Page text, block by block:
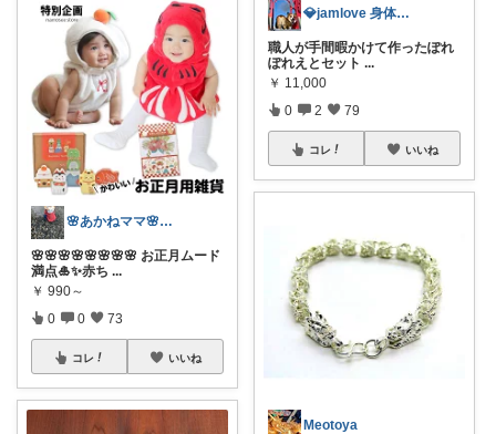
🌸あかねママ🌸子育てグッズ
🌸🌸🌸🌸🌸🌸🌸🌸 お正月ムード
満点🎍✨赤ち ...
￥ 990～
0 0 73
コレ いいね
💎jamlove 身体に優しく
職人が手間暇かけて作ったぽれ
ぽれえとセット ...
￥ 11,000
0 2 79
コレ いいね
Meotoya